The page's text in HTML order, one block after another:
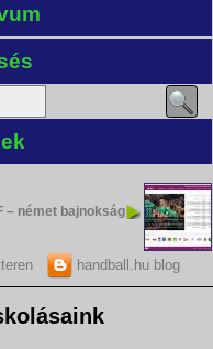
– német bajnokság
handball.hu blog